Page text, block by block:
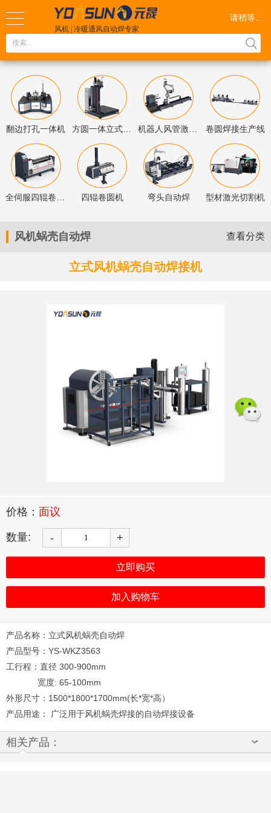
风机 | 冷暖通风自动焊专家
全国服务热线189 2873 2487
请稍等....
翻边打孔一体机 方圆一体立式直缝焊 机器人风管激光自动焊 卷圆焊接生产线
全伺服四辊卷圆机 四辊卷圆机 弯头自动焊 型材激光切割机
风机蜗壳自动焊 查看分类
立式风机蜗壳自动焊接机
价格： 面议
数量: - +
立即购买
加入购物车
产品名称：立式风机蜗壳自动焊
产品型号：YS-WKZ3563
工行程：直径 300-900mm
宽度: 65-100mm
外形尺寸：1500*1800*1700mm(长*宽*高）
产品用途： 广泛用于风机蜗壳焊接的自动焊接设备
相关产品：